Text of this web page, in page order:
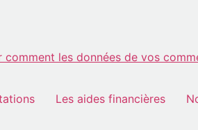
comment les données de vos
Les aides financières